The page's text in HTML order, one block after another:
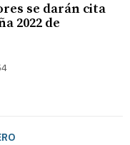
se darán cita
2022 de